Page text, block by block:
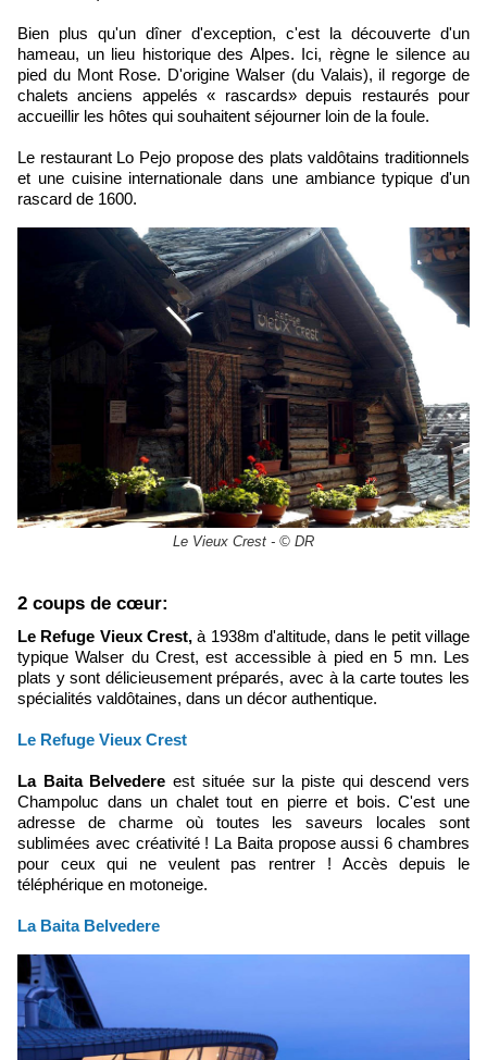
Bien plus qu'un dîner d'exception, c'est la découverte d'un
hameau, un lieu historique des Alpes. Ici, règne le silence au
pied du Mont Rose. D'origine Walser (du Valais), il regorge de
chalets anciens appelés « rascards» depuis restaurés pour
accueillir les hôtes qui souhaitent séjourner loin de la foule.
Le restaurant Lo Pejo propose des plats valdôtains traditionnels
et une cuisine internationale dans une ambiance typique d'un
rascard de 1600.
Le Vieux Crest - © DR
​2 coups de cœur:
Le Refuge Vieux Crest,à 1938m d'altitude, dans le petit village
typique Walser du Crest, est accessible à pied en 5 mn. Les
plats y sont délicieusement préparés, avec à la carte toutes les
spécialités valdôtaines, dans un décor authentique.
Le Refuge Vieux Crest
La Baita Belvedere est située sur la piste qui descend vers
Champoluc dans un chalet tout en pierre et bois. C'est une
adresse de charme où toutes les saveurs locales sont
sublimées avec créativité ! La Baita propose aussi 6 chambres
pour ceux qui ne veulent pas rentrer ! Accès depuis le
téléphérique en motoneige.
La Baita Belvedere